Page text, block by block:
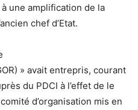
une amplification de la
chef d’Etat.
» avait entrepris, courant
du PDCI à l’effet de le
d’organisation mis en